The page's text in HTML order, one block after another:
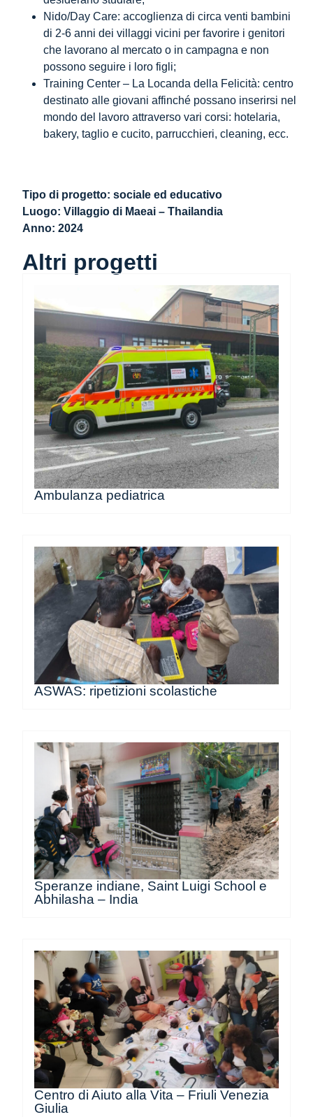
Nido/Day Care: accoglienza di circa venti bambini
di 2-6 anni dei villaggi vicini per favorire i genitori
che lavorano al mercato o in campagna e non
possono seguire i loro figli;
Training Center – La Locanda della Felicità: centro
destinato alle giovani affinché possano inserirsi nel
mondo del lavoro attraverso vari corsi: hotelaria,
bakery, taglio e cucito, parrucchieri, cleaning, ecc.
Tipo di progetto: sociale ed educativo
Luogo: Villaggio di Maeai – Thailandia
Anno: 2024
Altri progetti
Ambulanza pediatrica
ASWAS: ripetizioni scolastiche
Speranze indiane, Saint Luigi School e
Abhilasha – India
Centro di Aiuto alla Vita – Friuli Venezia
Giulia